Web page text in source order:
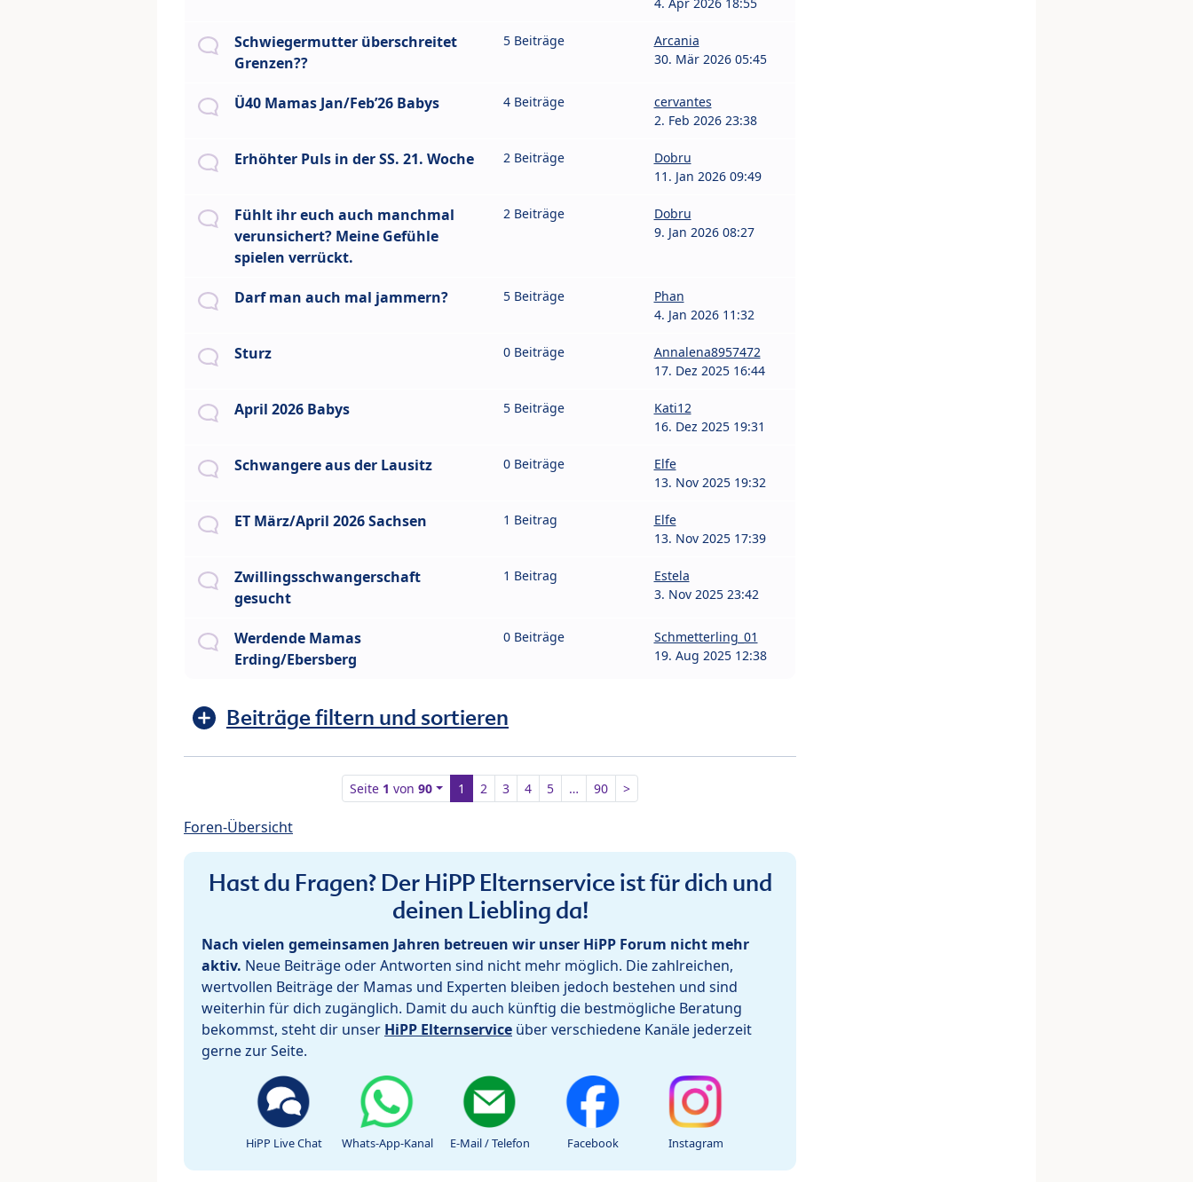
Schwiegermutter überschreitet
Grenzen??
5 Beiträge
Arcania
30. Mär 2026 05:45
Ü40 Mamas Jan/Feb’26 Babys 4 Beiträge
cervantes
2. Feb 2026 23:38
Erhöhter Puls in der SS. 21. Woche 2 Beiträge
Dobru
11. Jan 2026 09:49
Fühlt ihr euch auch manchmal
verunsichert? Meine Gefühle
spielen verrückt.
2 Beiträge
Dobru
9. Jan 2026 08:27
Darf man auch mal jammern? 5 Beiträge
Phan
4. Jan 2026 11:32
Sturz 0 Beiträge
Annalena8957472
17. Dez 2025 16:44
April 2026 Babys 5 Beiträge
Kati12
16. Dez 2025 19:31
Schwangere aus der Lausitz 0 Beiträge
Elfe
13. Nov 2025 19:32
ET März/April 2026 Sachsen 1 Beitrag
Elfe
13. Nov 2025 17:39
Zwillingsschwangerschaft
gesucht
1 Beitrag
Estela
3. Nov 2025 23:42
Werdende Mamas
Erding/Ebersberg
0 Beiträge
Schmetterling_01
19. Aug 2025 12:38
Beiträge filtern und sortieren
Seite 1 von90 1 2 3 4 5 … 90 >
Foren-Übersicht
Hast du Fragen? Der HiPP Elternservice ist für dich und
deinen Liebling da!
Nach vielen gemeinsamen Jahren betreuen wir unser HiPP Forum nicht mehr
aktiv. Neue Beiträge oder Antworten sind nicht mehr möglich. Die zahlreichen,
wertvollen Beiträge der Mamas und Experten bleiben jedoch bestehen und sind
weiterhin für dich zugänglich. Damit du auch künftig die bestmögliche Beratung
bekommst, steht dir unser HiPP Elternservice über verschiedene Kanäle jederzeit
gerne zur Seite.
HiPP Live Chat Whats-App-Kanal E-Mail / Telefon Facebook Instagram